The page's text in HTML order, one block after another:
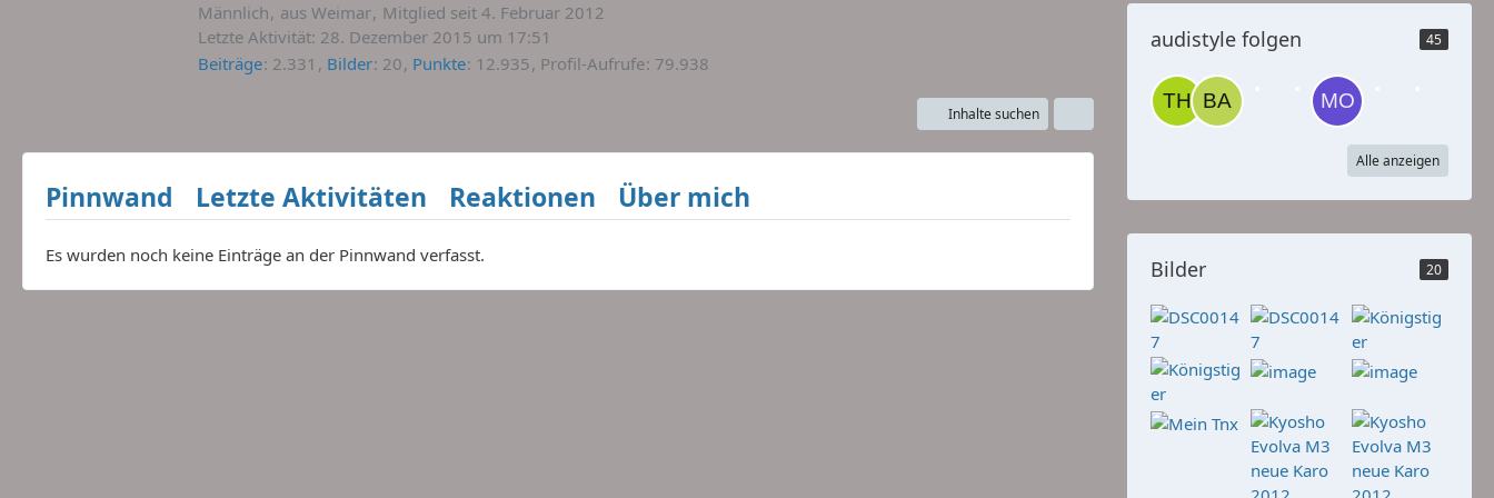
Männlich aus Weimar Mitglied seit 4. Februar 2012
Letzte Aktivität: 28. Dezember 2015 um 17:51
Beiträge 2.331 Bilder 20 Punkte 12.935 Profil-Aufrufe 79.938
Inhalte suchen
Pinnwand Letzte Aktivitäten Reaktionen Über mich
Es wurden noch keine Einträge an der Pinnwand verfasst.
audistyle folgen 45
Alle anzeigen
Bilder 20